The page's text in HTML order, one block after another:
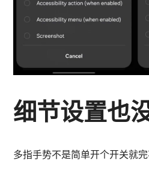
细节设置也
多指手势不是简单开个开关就完